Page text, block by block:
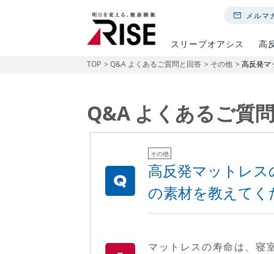
メルマ
スリープオアシス 高
TOP Q&A よくあるご質問と回答 その他 高反発マ
Q&A よくあるご質
その他
高反発マットレ
の素材を教えて
マットレスの寿命は、寝